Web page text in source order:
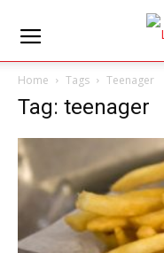
Home Tags Teenager
Tag: teenager